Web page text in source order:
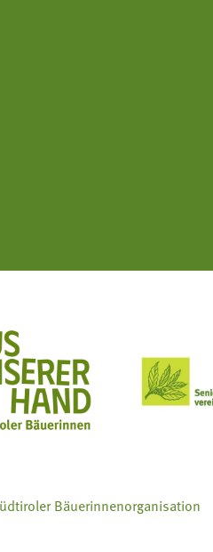
leben Familie
Aus unserer Hand
Bäuerinnenorganisation